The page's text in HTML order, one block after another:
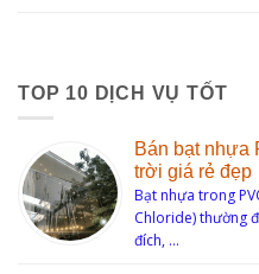
TOP 10 DỊCH VỤ TỐT
Bán bạt nhựa
trời giá rẻ đẹp
Bạt nhựa trong
Chloride) thường
đích, …